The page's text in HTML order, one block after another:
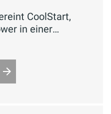
CoolStart,
in einer
–
und